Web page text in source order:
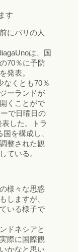
す
にバリの人
は、国
70％に予防
発表。
なくとも70％
ーランドが
くことがで
で日曜日の
した。トラ
を構成し、
整された観
ている。
様々な思惑
しますが、
いる様子で
ドネシアと
際に国際観
かなと思い